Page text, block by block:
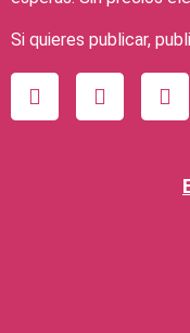
Si quieres publicar,